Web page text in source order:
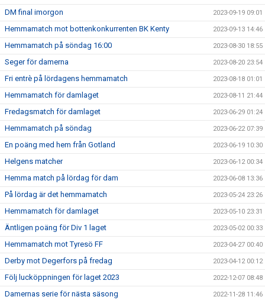
DM final imorgon 2023-09-19 09:01
Hemmamatch mot bottenkonkurrenten BK Kenty 2023-09-13 14:46
Hemmamatch på söndag 16:00 2023-08-30 18:55
Seger för damerna 2023-08-20 23:54
Fri entrè på lördagens hemmamatch 2023-08-18 01:01
Hemmamatch för damlaget 2023-08-11 21:44
Fredagsmatch för damlaget 2023-06-29 01:24
Hemmamatch på söndag 2023-06-22 07:39
En poäng med hem från Gotland 2023-06-19 10:30
Helgens matcher 2023-06-12 00:34
Hemma match på lördag för dam 2023-06-08 13:36
På lördag är det hemmamatch 2023-05-24 23:26
Hemmamatch för damlaget 2023-05-10 23:31
Äntligen poäng för Div 1 laget 2023-05-02 00:33
Hemmamatch mot Tyresö FF 2023-04-27 00:40
Derby mot Degerfors på fredag 2023-04-12 00:12
Följ lucköppningen för laget 2023 2022-12-07 08:48
Damernas serie för nästa säsong 2022-11-28 11:46